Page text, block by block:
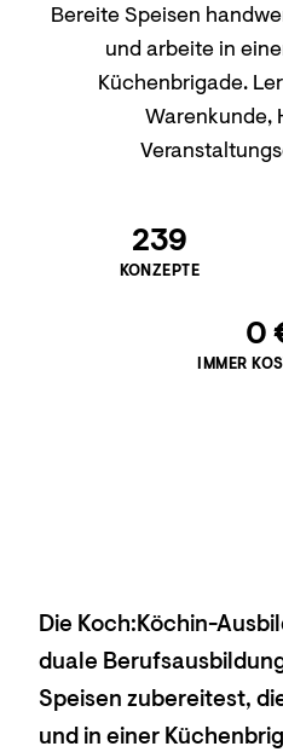
Bereite Speisen
und arbeite in
Küchenbrigade.
Warenkunde,
239
KONZEPTE
0
IMMER
Die Koch:Köchin-
duale
Speisen zubereitest,
und in einer